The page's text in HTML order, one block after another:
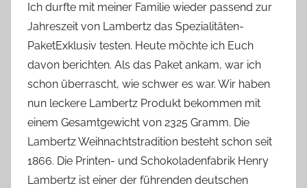
n
Y
v
o
n
n
e
Ich durfte mit meiner Familie wieder passend zur
Jahreszeit von Lambertz das Spezialitäten-
PaketExklusiv testen. Heute möchte ich Euch
davon berichten. Als das Paket ankam, war ich
schon überrascht, wie schwer es war. Wir haben
nun leckere Lambertz Produkt bekommen mit
einem Gesamtgewicht von 2325 Gramm. Die
Lambertz Weihnachtstradition besteht schon seit
1866. Die Printen- und Schokoladenfabrik Henry
Lambertz ist einer der führenden deutschen